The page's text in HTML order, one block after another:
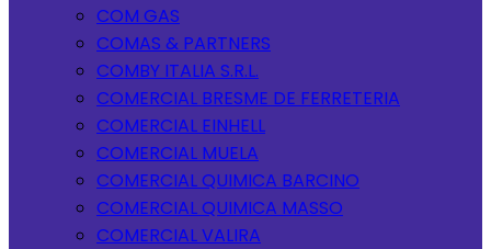
COM GAS
COMAS & PARTNERS
COMBY ITALIA S.R.L.
COMERCIAL BRESME DE FERRETERIA
COMERCIAL EINHELL
COMERCIAL MUELA
COMERCIAL QUIMICA BARCINO
COMERCIAL QUIMICA MASSO
COMERCIAL VALIRA